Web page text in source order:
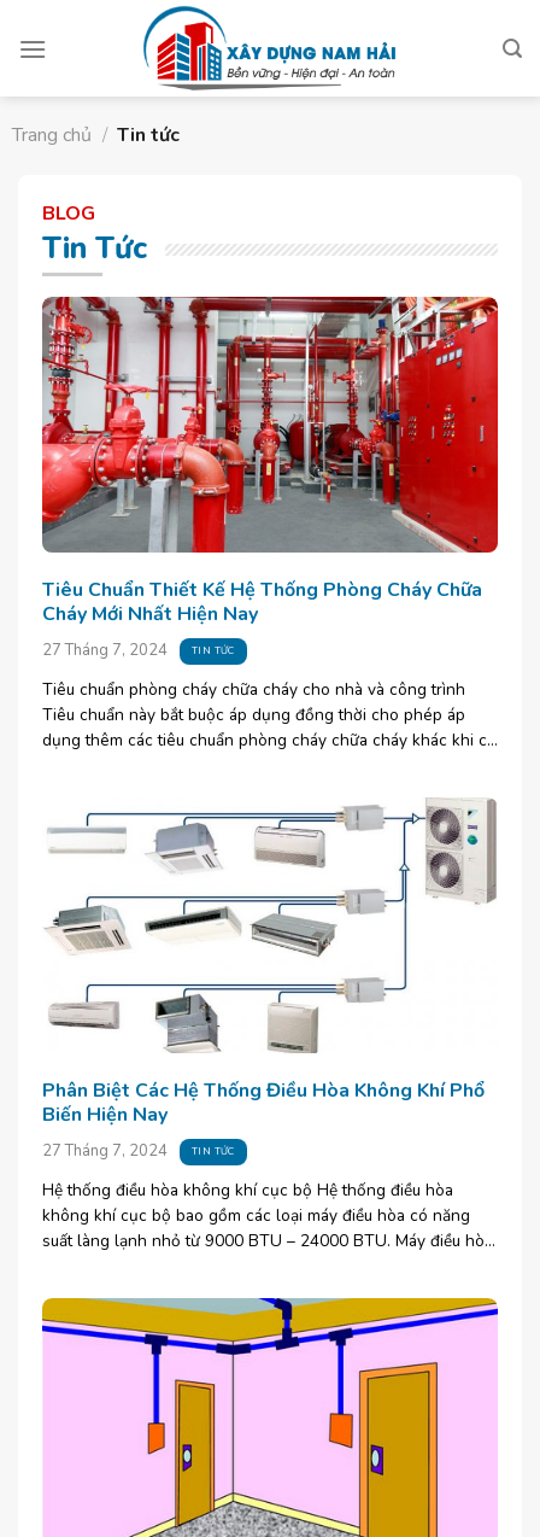
Trang chủ / Tin tức
BLOG
Tin Tức
TIN TỨC
Tiêu Chuẩn Thiết Kế Hệ Thống Phòng Cháy Chữa
Cháy Mới Nhất Hiện Nay
27 Tháng 7, 2024
Tiêu chuẩn phòng cháy chữa cháy cho nhà và công trình
Tiêu chuẩn này bắt buộc áp dụng đồng thời cho phép áp
dụng thêm các tiêu chuẩn phòng cháy chữa cháy khác khi có
TIN TỨC
Phân Biệt Các Hệ Thống Điều Hòa Không Khí Phổ
Biến Hiện Nay
27 Tháng 7, 2024
Hệ thống điều hòa không khí cục bộ Hệ thống điều hòa
không khí cục bộ bao gồm các loại máy điều hòa có năng
suất làng lạnh nhỏ từ 9000 BTU – 24000 BTU. Máy điều hòa